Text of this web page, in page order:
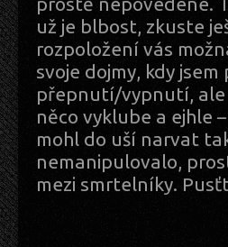
už je blbost, zkuste
rozpoložení vás
svoje dojmy, kdy
přepnutí/vypnutí, ale
něco vyklube a ejhle
mohl do uší narvat
nemanipulovalo,
mezi smrtelníky.